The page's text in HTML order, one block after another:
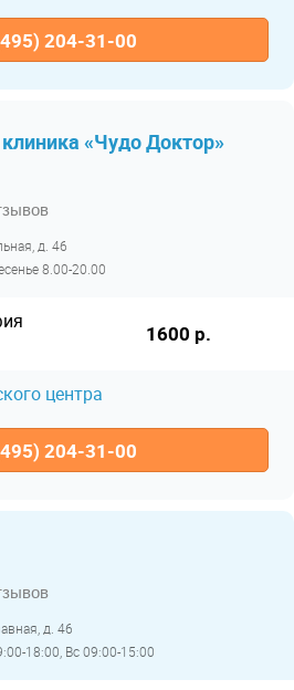
204-31-00
«Чудо Доктор»
д. 46
8.00-20.00
1600 р.
центра
204-31-00
д. 46
18:00, Вс 09:00-15:00